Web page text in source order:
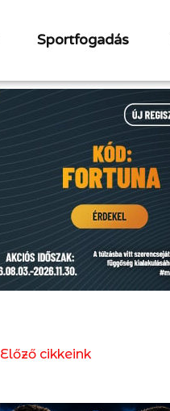
Sportfogadás
Előző cikkeink